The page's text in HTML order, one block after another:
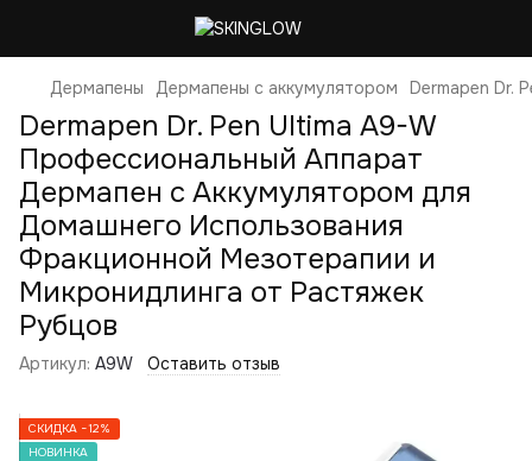
Дермапены Дермапены с аккумулятором Dermapen Dr.
Dermapen Dr. Pen Ultima A9-W
Профессиональный Аппарат
Дермапен с Аккумулятором для
Домашнего Использования
Фракционной Мезотерапии и
Микронидлинга от Растяжек
Рубцов
Артикул: A9W Оставить отзыв
СКИДКА −12%
НОВИНКА